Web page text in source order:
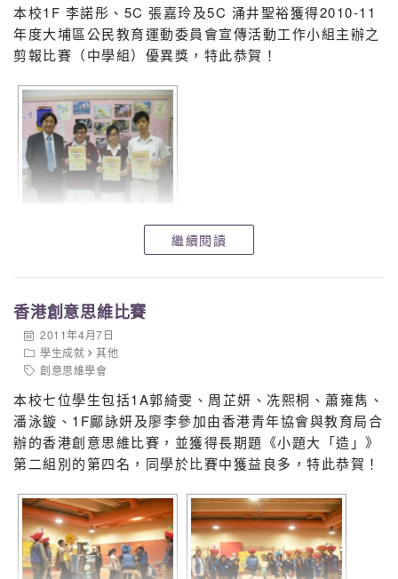
本校1F 李諾彤、5C 張嘉玲及5C 涌井聖裕獲得2010-11
年度大埔區公民教育運動委員會宣傳活動工作小組主辦之
剪報比賽（中學組）優異獎，特此恭賀！
繼續閱讀
香港創意思維比賽
2011年4月7日
學生成就
其他
創意思維學會
本校七位學生包括1A郭綺雯、周芷妍、冼熙桐、蕭雍雋、
潘泳鏇、1F鄺詠妍及廖李參加由香港青年協會與教育局合
辦的香港創意思維比賽，並獲得長期題《小題大「造」》
第二組別的第四名，同學於比賽中獲益良多，特此恭賀！